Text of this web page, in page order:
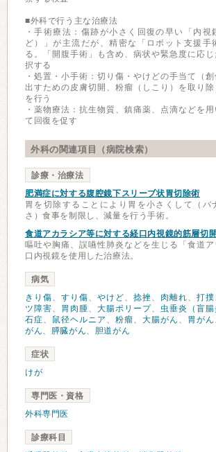
■外科で行う主な治療法
・手術療法：傷跡が小さく回復の早い「内視
ど）」が主流だが、精密な「ロボット支援手
る。「開腹手術」も含め、病状や緊急度に応
択する
・処置・小手術：切り傷・やけどの手当て（
出すための皮膚切開、粉瘤（しこり）を取り
を行う
・薬物療法：抗生物質、鎮痛薬、点滴などを
て回復を促す
外科の関連項目（病院検索）
診療・治療法
肥満症に対する腹腔鏡下スリーブ状胃切除術
胃を切除することにより胃を小さくして（バ
さ）食事を制限し、減量を行う手術。
食道アカラシア等に対する経口内視鏡的筋層切
嘔吐や胸痛、誤嚥性肺炎などを生じる「食道
口内視鏡を使用した治療法。
病気
きり傷、 すり傷、 やけど、 捻挫、 肉離れ、 打撲
ツ障害、 胃肉腫、 大腸ポリープ、 虫垂炎（盲腸
石症、 鼠径ヘルニア 、 粉瘤、 大腸がん 、 胃がん
がん、 膵臓がん、 胆道がん
症状
けが
専門医・資格
外科専門医
診療科目